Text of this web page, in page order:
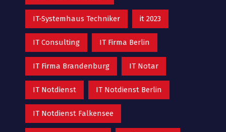
IT-Systemhaus Techniker it 2023
IT Consulting IT Firma Berlin
IT Firma Brandenburg IT Notar
IT Notdienst IT Notdienst Berlin
IT Notdienst Falkensee